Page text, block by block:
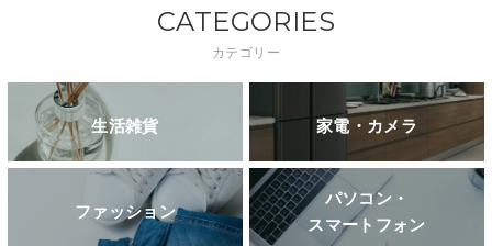
CATEGORIES
カテゴリー
生活雑貨 家電・カメラ
ファッション
パソコン・
スマートフォン